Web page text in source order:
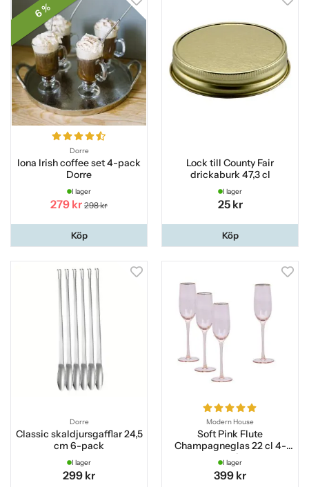
6 %
Dorre
Iona Irish coffee set 4-pack
Dorre
I lager
279 kr 298 kr
Köp
Lock till County Fair
drickaburk 47,3 cl
I lager
25 kr
Köp
Dorre
Classic skaldjursgafflar 24,5
cm 6-pack
I lager
299 kr
Modern House
Soft Pink Flute
Champagneglas 22 cl 4-
pack
I lager
399 kr